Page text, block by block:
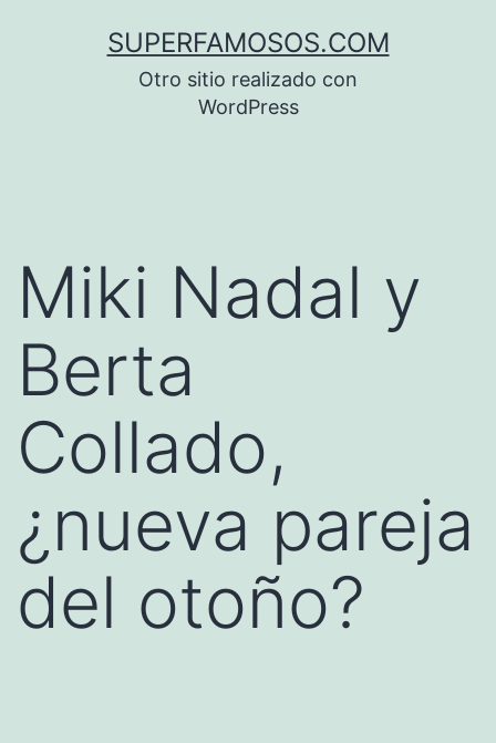
SUPERFAMOSOS.COM
Otro sitio realizado con
WordPress
Miki Nadal y
Berta
Collado,
¿nueva pareja
del otoño?